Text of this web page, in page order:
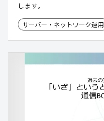
します。
サーバー・ネットワーク運用